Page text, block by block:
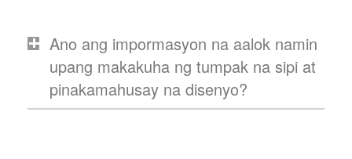
Ano ang impormasyon na aalok namin
upang makakuha ng tumpak na sipi at
pinakamahusay na disenyo?